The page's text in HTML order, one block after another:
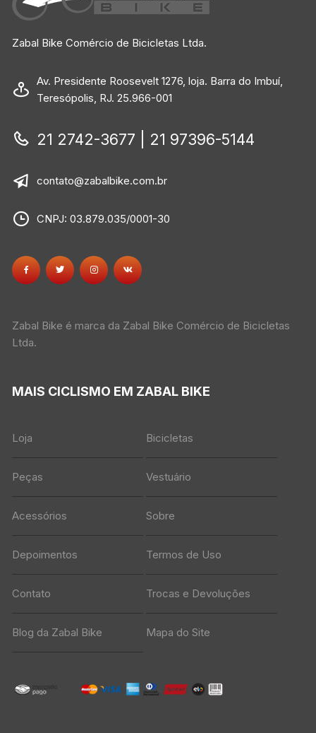
Zabal Bike Comércio de Bicicletas Ltda.
Av. Presidente Roosevelt 1276, loja. Barra do Imbuí,
Teresópolis, RJ. 25.966-001
21 2742-3677 | 21 97396-5144
contato@zabalbike.com.br
CNPJ: 03.879.035/0001-30
Zabal Bike é marca da Zabal Bike Comércio de Bicicletas
Ltda.
MAIS CICLISMO EM ZABAL BIKE
Loja Bicicletas
Peças Vestuário
Acessórios Sobre
Depoimentos Termos de Uso
Contato Trocas e Devoluções
Blog da Zabal Bike Mapa do Site